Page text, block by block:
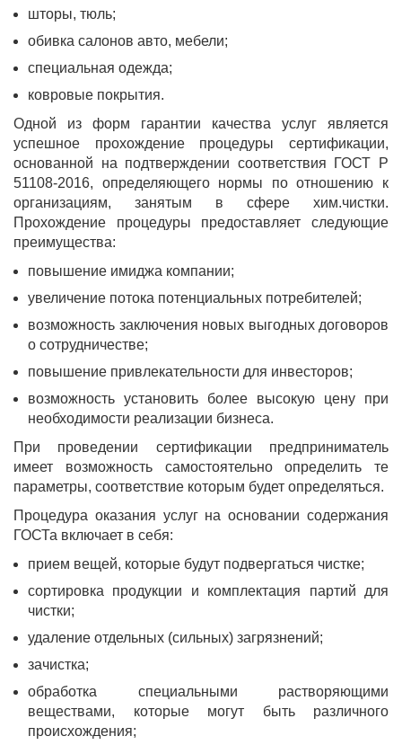
шторы, тюль;
обивка салонов авто, мебели;
специальная одежда;
ковровые покрытия.
Одной из форм гарантии качества услуг является
успешное прохождение процедуры сертификации,
основанной на подтверждении соответствия ГОСТ Р
51108-2016, определяющего нормы по отношению к
организациям, занятым в сфере хим.чистки.
Прохождение процедуры предоставляет следующие
преимущества:
повышение имиджа компании;
увеличение потока потенциальных потребителей;
возможность заключения новых выгодных договоров
о сотрудничестве;
повышение привлекательности для инвесторов;
возможность установить более высокую цену при
необходимости реализации бизнеса.
При проведении сертификации предприниматель
имеет возможность самостоятельно определить те
параметры, соответствие которым будет определяться.
Процедура оказания услуг на основании содержания
ГОСТа включает в себя:
прием вещей, которые будут подвергаться чистке;
сортировка продукции и комплектация партий для
чистки;
удаление отдельных (сильных) загрязнений;
зачистка;
обработка специальными растворяющими
веществами, которые могут быть различного
происхождения;